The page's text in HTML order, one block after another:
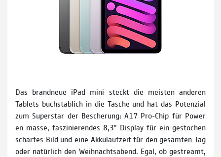
Das brandneue iPad mini steckt die meisten anderen
Tablets buchstäblich in die Tasche und hat das Potenzial
zum Superstar der Bescherung: A17 Pro-Chip für Power
en masse, faszinierendes 8,3" Display für ein gestochen
scharfes Bild und eine Akkulaufzeit für den gesamten Tag
oder natürlich den Weihnachtsabend. Egal, ob gestreamt,